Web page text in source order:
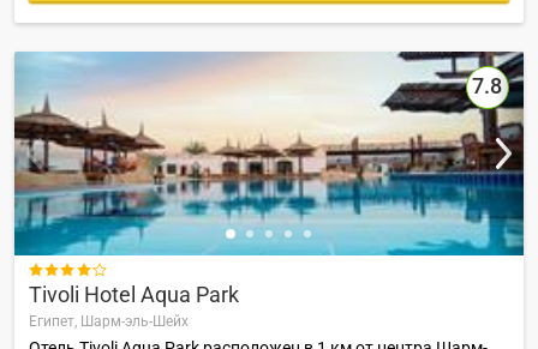
7.8

Tivoli Hotel Aqua Park
Египет, Шарм-эль-Шейх